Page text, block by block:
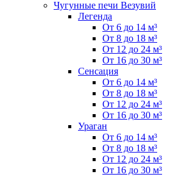
Чугунные печи Везувий
Легенда
От 6 до 14 м³
От 8 до 18 м³
От 12 до 24 м³
От 16 до 30 м³
Сенсация
От 6 до 14 м³
От 8 до 18 м³
От 12 до 24 м³
От 16 до 30 м³
Ураган
От 6 до 14 м³
От 8 до 18 м³
От 12 до 24 м³
От 16 до 30 м³